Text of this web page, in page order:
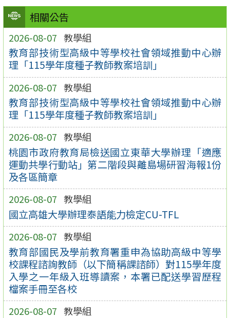
相關公告
2026-08-07 教學組
教育部技術型高級中等學校社會領域推動中心辦
理「115學年度種子教師教案培訓」
2026-08-07 教學組
教育部技術型高級中等學校社會領域推動中心辦
理「115學年度種子教師教案培訓」
2026-08-07 教學組
桃園市政府教育局檢送國立東華大學辦理「適應
運動共學行動站」第二階段與離島場研習海報1份
及各區簡章
2026-08-07 教學組
國立高雄大學辦理泰語能力檢定CU-TFL
2026-08-07 教學組
教育部國民及學前教育署重申為協助高級中等學
校課程諮詢教師（以下簡稱課諮師）對115學年度
入學之一年級入班導讀案，本署已配送學習歷程
檔案手冊至各校
2026-08-07 教學組